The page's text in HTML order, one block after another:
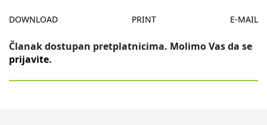
DOWNLOAD PRINT E-MAIL
Članak dostupan pretplatnicima. Molimo Vas da se
prijavite.